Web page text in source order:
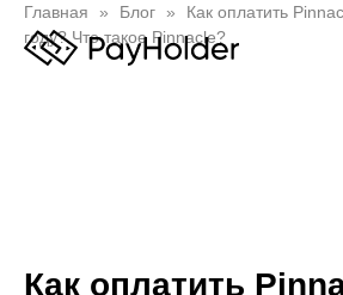
Главная Блог
Как оплатить
году? Что такое Pinnacle?
Как оплатить